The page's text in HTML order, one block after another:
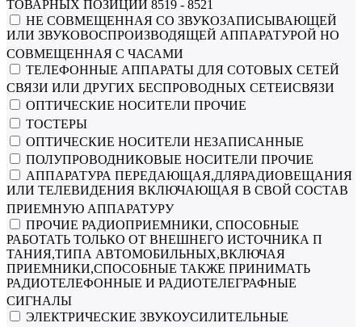
ТОВАРНЫХ ПОЗИЦИЙ 8519 - 8521
НЕ СОВМЕЩЕННАЯ СО ЗВУКОЗАПИСЫВАЮЩЕЙ
ИЛИ ЗВУКОВОСПРОИЗВОДЯЩЕЙ АППАРАТУРОЙ НО
СОВМЕЩЕННАЯ С ЧАСАМИ
ТЕЛЕФОННЫЕ АППАРАТЫ ДЛЯ СОТОВЫХ СЕТЕЙ
СВЯЗИ ИЛИ ДРУГИХ БЕСПРОВОДНЫХ СЕТЕИСВЯЗИ
ОПТИЧЕСКИЕ НОСИТЕЛИ ПРОЧИЕ
ТОСТЕРЫ
ОПТИЧЕСКИЕ НОСИТЕЛИ НЕЗАПИСАННЫЕ
ПОЛУПРОВОДНИКОВЫЕ НОСИТЕЛИ ПРОЧИЕ
АППАРАТУРА ПЕРЕДАЮЩАЯ,ДЛЯРАДИОВЕЩАНИЯ
ИЛИ ТЕЛЕВИДЕНИЯ ВКЛЮЧАЮЩАЯ В СВОЙ СОСТАВ
ПРИЕМНУЮ АППАРАТУРУ
ПРОЧИЕ РАДИОПРИЕМНИКИ, СПОСОБНЫЕ
РАБОТАТЬ ТОЛЬКО ОТ ВНЕШНЕГО ИСТОЧНИКА П
ТАНИЯ,ТИПА АВТОМОБИЛЬНЫХ,ВКЛЮЧАЯ
ПРИЕМНИКИ,СПОСОБНЫЕ ТАКЖЕ ПРИНИМАТЬ
РАДИОТЕЛЕФОННЫЕ И РАДИОТЕЛЕГРАФНЫЕ
СИГНАЛЫ
ЭЛЕКТРИЧЕСКИЕ ЗВУКОУСИЛИТЕЛЬНЫЕ